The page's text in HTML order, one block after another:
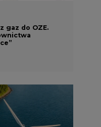
gaz do OZE.